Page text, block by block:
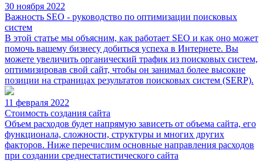
30 ноября 2022
Важность SEO - руководство по оптимизации поисковых
систем
В этой статье мы объясним, как работает SEO и как оно может
помочь вашему бизнесу добиться успеха в Интернете. Вы
можете увеличить органический трафик из поисковых систем,
оптимизировав свой сайт, чтобы он занимал более высокие
позиции на страницах результатов поисковых систем (SERP).
11 февраля 2022
Стоимость создания сайта
Объем расходов будет напрямую зависеть от объема сайта, его
функционала, сложности, структуры и многих других
факторов. Ниже перечислим основные направления расходов
при создании среднестатистического сайта